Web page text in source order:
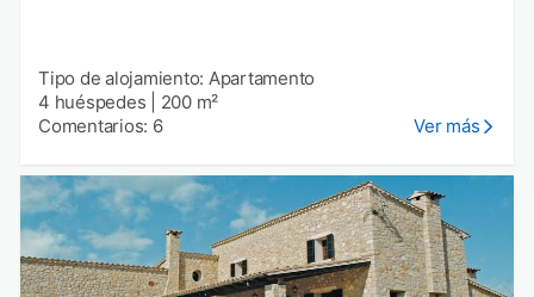
Tipo de alojamiento: Apartamento
4 huéspedes
200 m²
Comentarios: 6
Ver más